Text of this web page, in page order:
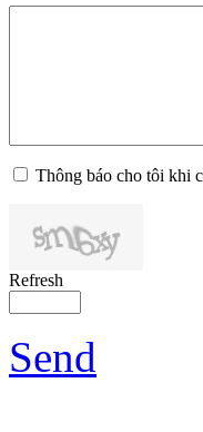
Thông báo cho tôi khi
Refresh
Send